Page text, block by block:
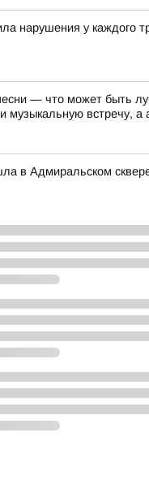
нарушения у каждого
— что может быть
музыкальную встречу, а
в Адмиральском